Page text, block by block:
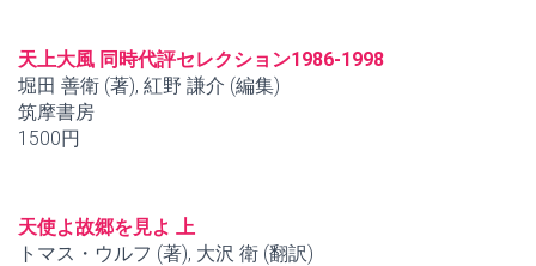
天上大風 同時代評セレクション1986-1998
堀田 善衛 (著), 紅野 謙介 (編集)
筑摩書房
1500円
天使よ故郷を見よ 上
トマス・ウルフ (著), 大沢 衛 (翻訳)